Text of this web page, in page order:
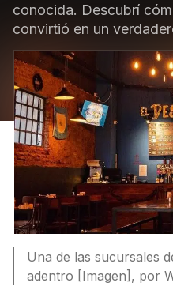
conocida. Descubrí
convirtió en un
Una de las sucursales
adentro [Imagen], por